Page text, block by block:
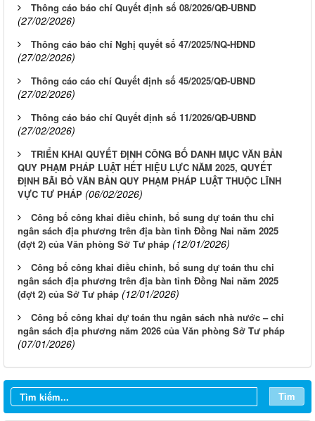
Thông cáo báo chí Quyết định số 08/2026/QĐ-UBND
(27/02/2026)
Thông cáo báo chí Nghị quyết số 47/2025/NQ-HĐND
(27/02/2026)
Thông cáo cáo chí Quyết định số 45/2025/QĐ-UBND
(27/02/2026)
Thông cáo báo chí Quyết định số 11/2026/QĐ-UBND
(27/02/2026)
TRIỂN KHAI QUYẾT ĐỊNH CÔNG BỐ DANH MỤC VĂN BẢN
QUY PHẠM PHÁP LUẬT HẾT HIỆU LỰC NĂM 2025, QUYẾT
ĐỊNH BÃI BỎ VĂN BẢN QUY PHẠM PHÁP LUẬT THUỘC LĨNH
VỰC TƯ PHÁP (06/02/2026)
Công bố công khai điều chỉnh, bổ sung dự toán thu chi
ngân sách địa phương trên địa bàn tỉnh Đồng Nai năm 2025
(đợt 2) của Văn phòng Sở Tư pháp (12/01/2026)
Công bố công khai điều chỉnh, bổ sung dự toán thu chi
ngân sách địa phương trên địa bàn tỉnh Đồng Nai năm 2025
(đợt 2) của Sở Tư pháp (12/01/2026)
Công bố công khai dự toán thu ngân sách nhà nước – chi
ngân sách địa phương năm 2026 của Văn phòng Sở Tư pháp
(07/01/2026)
Tìm
LỊCH CÔNG TÁC TUẦN 13 NĂM 2026 CỦA BAN GIÁM ĐỐC
SỞ TƯ PHÁP
LỊCH CÔNG TÁC TUẦN 10 NĂM 2026 CỦA BAN GIÁM ĐỐC